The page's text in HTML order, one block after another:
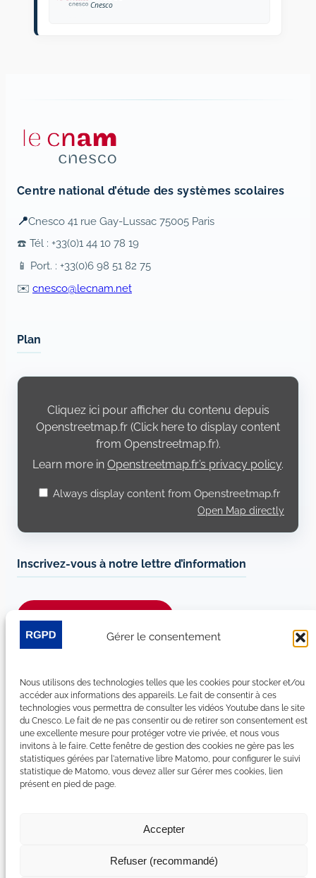
Gérer le consentement
Nous utilisons des technologies telles que les cookies pour stocker et/ou
accéder aux informations des appareils. Le fait de consentir à ces
technologies vous permettra de consulter les vidéos Youtube dans le site
du Cnesco. Le fait de ne pas consentir ou de retirer son consentement est
une excellente mesure pour protéger votre vie privée, et nous vous
invitons à le faire. Cette fenêtre de gestion des cookies ne gère pas les
statistiques gérées par l'aternative libre Matomo, pour configurer le suivi
statistique de Matomo, vous devez aller sur Gérer mes cookies, lien
présent en pied de page.
Accepter
Refuser (recommandé)
Cnesco
Centre national d’étude des systèmes scolaires
📍Cnesco 41 rue Gay-Lussac 75005 Paris
☎️ Tél : +33(0)1 44 10 78 19
📱 Port. : +33(0)6 98 51 82 75
✉️ cnesco@lecnam.net
Plan
Display
Openstreetmap.fr
Cliquez ici pour afficher du contenu depuis
Openstreetmap.fr (Click here to display content
from Openstreetmap.fr).
Learn more in Openstreetmap.fr’s privacy policy.
Always display content from Openstreetmap.fr
Open Map directly
Inscrivez-vous à notre lettre d’information
LinkedIn
YouTube
Facebook
Bluesky
Plan du site
Mentions légales
Gérer mes cookies